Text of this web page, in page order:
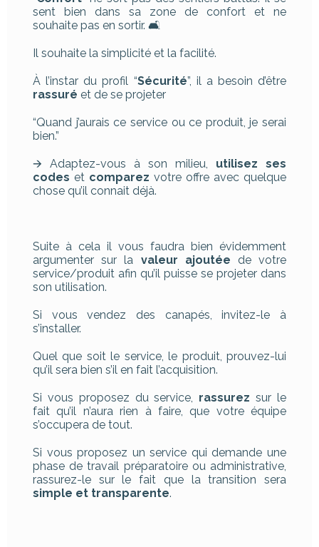
sent bien dans sa zone de confort et ne
souhaite pas en sortir. 🛋
Il souhaite la simplicité et la facilité.
À l’instar du profil “Sécurité”, il a besoin d’être
rassuré et de se projeter
“Quand j’aurais ce service ou ce produit, je serai
bien.”
🡪 Adaptez-vous à son milieu, utilisez ses
codes et comparez votre offre avec quelque
chose qu’il connait déjà.
Suite à cela il vous faudra bien évidemment
argumenter sur la valeur ajoutée de votre
service/produit afin qu’il puisse se projeter dans
son utilisation.
Si vous vendez des canapés, invitez-le à
s’installer.
Quel que soit le service, le produit, prouvez-lui
qu’il sera bien s’il en fait l’acquisition.
Si vous proposez du service, rassurez sur le
fait qu’il n’aura rien à faire, que votre équipe
s’occupera de tout.
Si vous proposez un service qui demande une
phase de travail préparatoire ou administrative,
rassurez-le sur le fait que la transition sera
simple et transparente.